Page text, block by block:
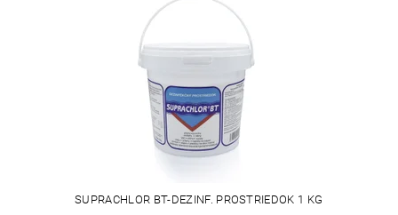
SUPRACHLOR BT-DEZINF. PROSTRIEDOK 1 KG